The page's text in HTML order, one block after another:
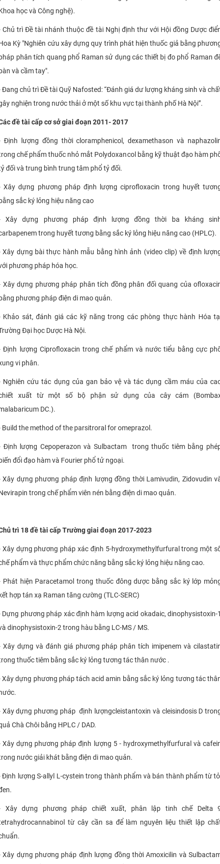
học và Công nghệ).
Chủ trì Đề tài nhánh thuộc đề tài Nghị định thư với Hội đồng Dược
Kỳ "Nghiên cứu xây dựng quy trình phát hiện thuốc giả bằng
phân tích quang phổ Raman sử dụng các thiết bị đo phổ Raman
và cầm tay".
Đang chủ trì Đề tài Quỹ Nafosted: “Đánh giá dư lượng kháng sinh và
nghiện trong nước thải ở một số khu vực tại thành phố Hà Nội”.
đề tài cấp cơ sở giai đoạn 2011- 2017
Định lượng đồng thời cloramphenicol, dexamethason và
chế phẩm thuốc nhỏ mắt Polydoxancol bằng kỹ thuật đạo hàm
đối và trung bình trung tâm phổ tỷ đối.
Xây dựng phương pháp định lượng ciprofloxacin trong huyết
sắc ký lỏng hiệu năng cao
Xây dựng phương pháp định lượng đồng thời ba kháng
trong huyết tương bằng sắc ký lỏng hiệu năng cao (HPLC).
Xây dựng bài thực hành mẫu bằng hình ảnh (video clip) về định
phương pháp hóa học.
Xây dựng phương pháp phân tích đồng phân đối quang của
phương pháp điện di mao quản.
Khảo sát, đánh giá các kỹ năng trong các phòng thực hành Hóa
Đại học Dược Hà Nội.
Định lượng Ciprofloxacin trong chế phẩm và nước tiểu bằng cực
vi phân.
Nghiên cứu tác dụng của gan bảo vệ và tác dụng cầm máu của
xuất từ ​​một số bộ phận sử dụng của cây cám
DC.).
Build the method of the parsitroral for omeprazol.
Định lượng Cepoperazon và Sulbactam trong thuốc tiêm bằng
đổi đạo hàm và Fourier phổ tử ngoại.
Xây dựng phương pháp định lượng đồng thời Lamivudin, Zidovudin
trong chế phẩm viên nén bằng điện di mao quản.
trì 18 đề tài cấp Trường giai đoạn 2017-2023
Xây dựng phương pháp xác định 5-hydroxymethylfurfural trong một
phẩm và thực phẩm chức năng bằng sắc ký lỏng hiệu năng cao.
Phát hiện Paracetamol trong thuốc đông dược bằng sắc ký lớp
hợp tán xạ Raman tăng cường (TLC-SERC)
Dựng phương pháp xác định hàm lượng acid okadaic, dinophysistoxin-
dinophysistoxin-2 trong hàu bằng LC-MS / MS.
Xây dựng và đánh giá phương pháp phân tích imipenem và
thuốc tiêm bằng sắc ký lỏng tương tác thân nước .
Xây dựng phương pháp tách acid amin bằng sắc ký lỏng tương tác
Xây dựng phương pháp định lượngcleistantoxin và cleisindosis D
Chà Chôi bằng HPLC / DAD.
Xây dựng phương pháp định lượng 5 - hydroxymethylfurfural và
nước giải khát bằng điện di mao quản.
Định lượng S-allyl L-cystein trong thành phẩm và bán thành phẩm từ
Xây dựng phương pháp chiết xuất, phân lập tinh chế Delta
từ cây cần sa để làm nguyên liệu thiết lập
Xây dựng phương pháp định lượng đồng thời Amoxicilin và